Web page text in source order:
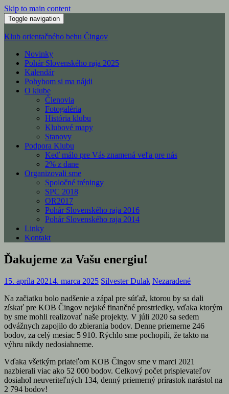
Skip to main content
Toggle navigation
Klub orientačného behu Čingov
Novinky
Pohár Slovenského raja 2025
Kalendár
Pohybom si ma nájdi
O klube
Členovia
Fotogaléria
História klubu
Klubové mapy
Stanovy
Podpora Klubu
Keď málo pre Vás znamená veľa pre nás
2% z dane
Organizovali sme
Spoločné tréningy
SPC 2018
OR2017
Pohár Slovenského raja 2016
Pohár Slovenského raja 2014
Linky
Kontakt
Ďakujeme za Vašu energiu!
15. apríla 20214. marca 2025 Silvester Dulak Nezaradené
Na začiatku bolo nadšenie a zápal pre súťaž, ktorou by sa dali
získať pre KOB Čingov nejaké finančné prostriedky, vďaka ktorým
by sme mohli realizovať naše projekty. V júli 2020 sa sedem
odvážnych zapojilo do zbierania bodov. Denne priemerne 246
bodov, za celý mesiac 5 910. Rýchlo sme pochopili, že takto na
výhru nikdy nedosiahneme.
Vďaka všetkým priateľom KOB Čingov sme v marci 2021
nazbierali viac ako 52 000 bodov. Celkový počet prispievateľov
dosiahol neuveriteľných 134, denný priemerný prírastok narástol na
2 794 bodov!